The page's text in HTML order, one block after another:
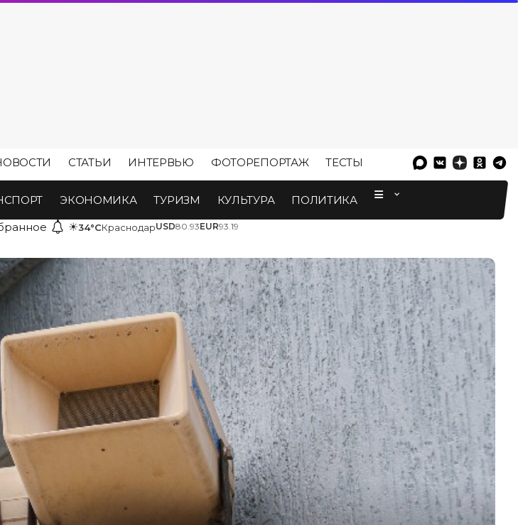
СТАТЬИ ИНТЕРВЬЮ ФОТОРЕПОРТАЖ ТЕСТЫ
ЭКОНОМИКА ТУРИЗМ КУЛЬТУРА ПОЛИТИКА
☀34°CКраснодарUSD80.93EUR93.19